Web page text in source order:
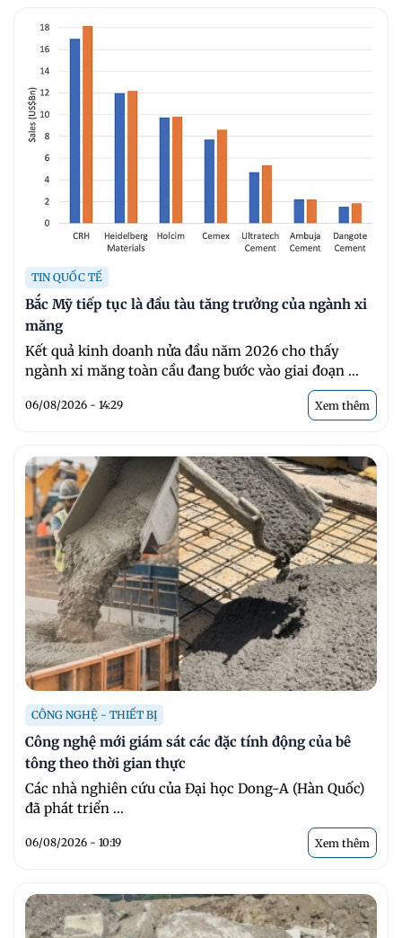
TIN QUỐC TẾ
Bắc Mỹ tiếp tục là đầu tàu tăng trưởng của ngành xi
măng
Kết quả kinh doanh nửa đầu năm 2026 cho thấy
ngành xi măng toàn cầu đang bước vào giai đoạn ...
06/08/2026 - 14:29 Xem thêm
CÔNG NGHỆ - THIẾT BỊ
Công nghệ mới giám sát các đặc tính động của bê
tông theo thời gian thực
Các nhà nghiên cứu của Đại học Dong-A (Hàn Quốc)
đã phát triển ...
06/08/2026 - 10:19 Xem thêm